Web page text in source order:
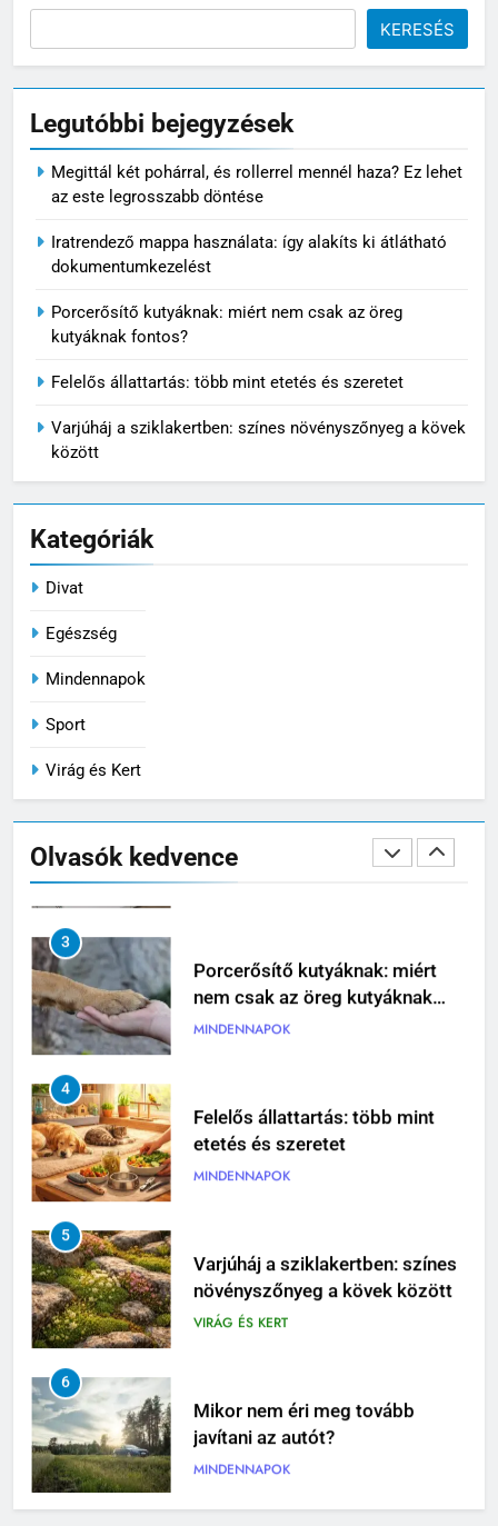
KERESÉS
Legutóbbi bejegyzések
Megittál két pohárral, és rollerrel mennél haza? Ez lehet
az este legrosszabb döntése
Iratrendező mappa használata: így alakíts ki átlátható
dokumentumkezelést
Porcerősítő kutyáknak: miért nem csak az öreg
kutyáknak fontos?
Felelős állattartás: több mint etetés és szeretet
Varjúháj a sziklakertben: színes növényszőnyeg a kövek
között
Kategóriák
Divat
Egészség
Mindennapok
Sport
Virág és Kert
Olvasók kedvence
5
VIRÁG ÉS KERT
6
javítani az autót?
MINDENNAPOK
7
pizzaélmény egyik legfontosabb
eleme
MINDENNAPOK
8
1
2
így alakíts ki átlátható
dokumentumkezelést
MINDENNAPOK
3
nem csak az öreg kutyáknak
fontos?
4
etetés és szeretet
5
növényszőnyeg a kövek között
VIRÁG ÉS KERT
6
javítani az autót?
MINDENNAPOK
7